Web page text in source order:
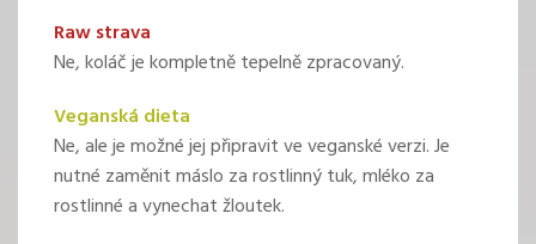
Raw strava
Ne, koláč je kompletně tepelně zpracovaný.
Veganská dieta
Ne, ale je možné jej připravit ve veganské verzi. Je
nutné zaměnit máslo za rostlinný tuk, mléko za
rostlinné a vynechat žloutek.